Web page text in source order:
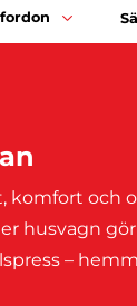
komfort och
husvagn
–